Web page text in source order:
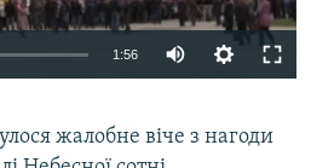
1:56
жалобне віче з нагоди